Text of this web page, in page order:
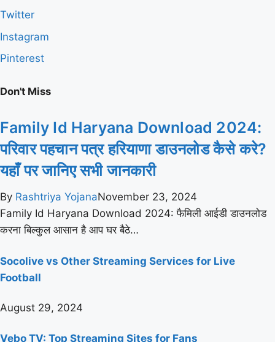
Twitter
Instagram
Pinterest
Don't Miss
Family Id Haryana Download 2024:
परिवार पहचान पत्र हरियाणा डाउनलोड कैसे करे?
यहाँ पर जानिए सभी जानकारी
By Rashtriya YojanaNovember 23, 2024
Family Id Haryana Download 2024: फैमिली आईडी डाउनलोड
करना बिल्कुल आसान है आप घर बैठे…
Socolive vs Other Streaming Services for Live
Football
August 29, 2024
Vebo TV: Top Streaming Sites for Fans